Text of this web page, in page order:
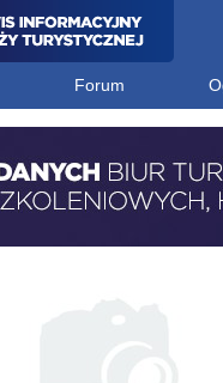
Forum